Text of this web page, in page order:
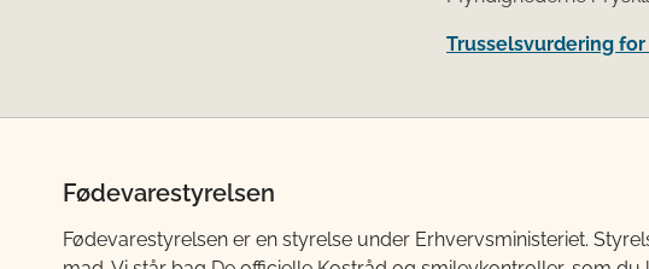
Trusselsvurdering for
Fødevarestyrelsen
Fødevarestyrelsen er en styrelse under Erhvervsministeriet.